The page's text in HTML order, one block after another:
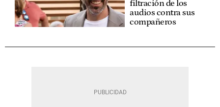
filtración de los
audios contra sus
compañeros